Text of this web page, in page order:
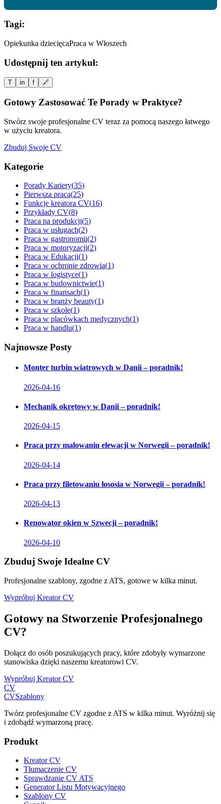
Tagi:
Opiekunka dziecięcaPraca w Włoszech
Udostępnij ten artykuł:
T in f 🔗
Gotowy Zastosować Te Porady w Praktyce?
Stwórz swoje profesjonalne CV teraz za pomocą naszego łatwego
w użyciu kreatora.
Zbuduj Swoje CV
Kategorie
Porady Kariery(35)
Pierwsza praca(25)
Funkcje kreatora CV(16)
Przykłady CV(8)
Praca na produkcji(5)
Praca w usługach(2)
Praca w gastronomii(2)
Praca w motoryzacji(2)
Praca w Edukacji(1)
Praca w ochronie zdrowia(1)
Praca w logistyce(1)
Praca w budownictwie(1)
Praca w finansach(1)
Praca w branży beauty(1)
Praca w szkole(1)
Praca w placówkach medycznych(1)
Praca w handlu(1)
Najnowsze Posty
Monter turbin wiatrowych w Danii – poradnik!
2026-04-16
Mechanik okrętowy w Danii – poradnik!
2026-04-15
Praca przy malowaniu elewacji w Norwegii – poradnik!
2026-04-14
Praca przy filetowaniu łososia w Norwegii – poradnik!
2026-04-13
Renowator okien w Szwecji – poradnik!
2026-04-10
Zbuduj Swoje Idealne CV
Profesjonalne szablony, zgodne z ATS, gotowe w kilka minut.
Wypróbuj Kreator CV
Gotowy na Stworzenie Profesjonalnego
CV?
Dołącz do osób poszukujących pracy, które zdobyły wymarzone
stanowiska dzięki naszemu kreatorowi CV.
Wypróbuj Kreator CV
CV
CVSzablony
Twórz profesjonalne CV zgodne z ATS w kilka minut. Wyróżnij się
i zdobądź wymarzoną pracę.
Produkt
Kreator CV
Tłumaczenie CV
Sprawdzanie CV ATS
Generator Listu Motywacyjnego
Szablony CV